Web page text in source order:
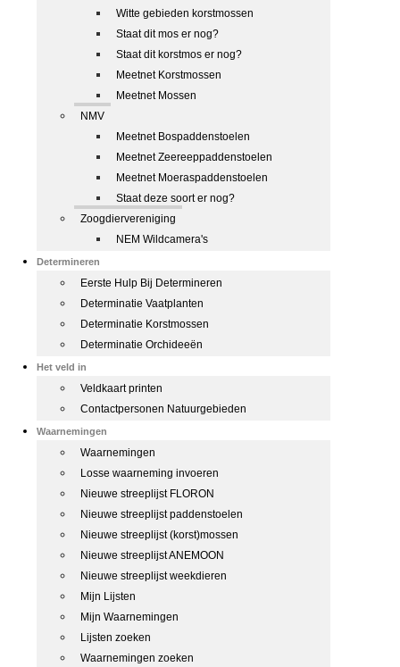
Witte gebieden korstmossen
Staat dit mos er nog?
Staat dit korstmos er nog?
Meetnet Korstmossen
Meetnet Mossen
NMV
Meetnet Bospaddenstoelen
Meetnet Zeereeppaddenstoelen
Meetnet Moeraspaddenstoelen
Staat deze soort er nog?
Zoogdiervereniging
NEM Wildcamera's
Determineren
Eerste Hulp Bij Determineren
Determinatie Vaatplanten
Determinatie Korstmossen
Determinatie Orchideeën
Het veld in
Veldkaart printen
Contactpersonen Natuurgebieden
Waarnemingen
Waarnemingen
Losse waarneming invoeren
Nieuwe streeplijst FLORON
Nieuwe streeplijst paddenstoelen
Nieuwe streeplijst (korst)mossen
Nieuwe streeplijst ANEMOON
Nieuwe streeplijst weekdieren
Mijn Lijsten
Mijn Waarnemingen
Lijsten zoeken
Waarnemingen zoeken